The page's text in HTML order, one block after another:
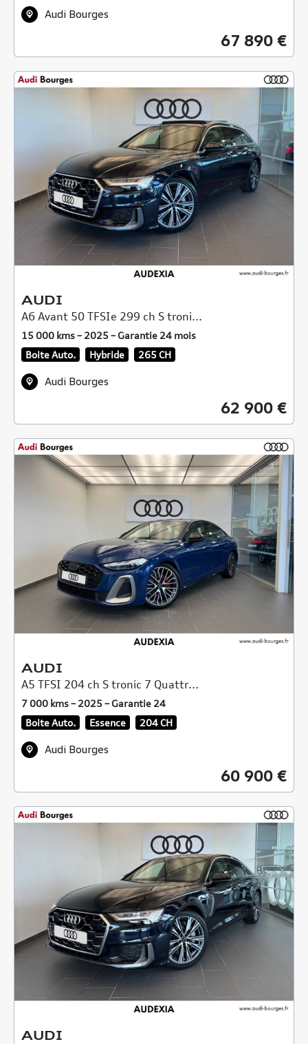
Audi Bourges
67 890 €
AUDI
A6 Avant 50 TFSIe 299 ch S troni...
15 000 kms – 2025 – Garantie 24 mois
Boite Auto.
Hybride 265 CH
Audi Bourges
62 900 €
AUDI
A5 TFSI 204 ch S tronic 7 Quattr...
7 000 kms – 2025 – Garantie 24
Boite Auto.
Essence 204 CH
Audi Bourges
60 900 €
AUDI